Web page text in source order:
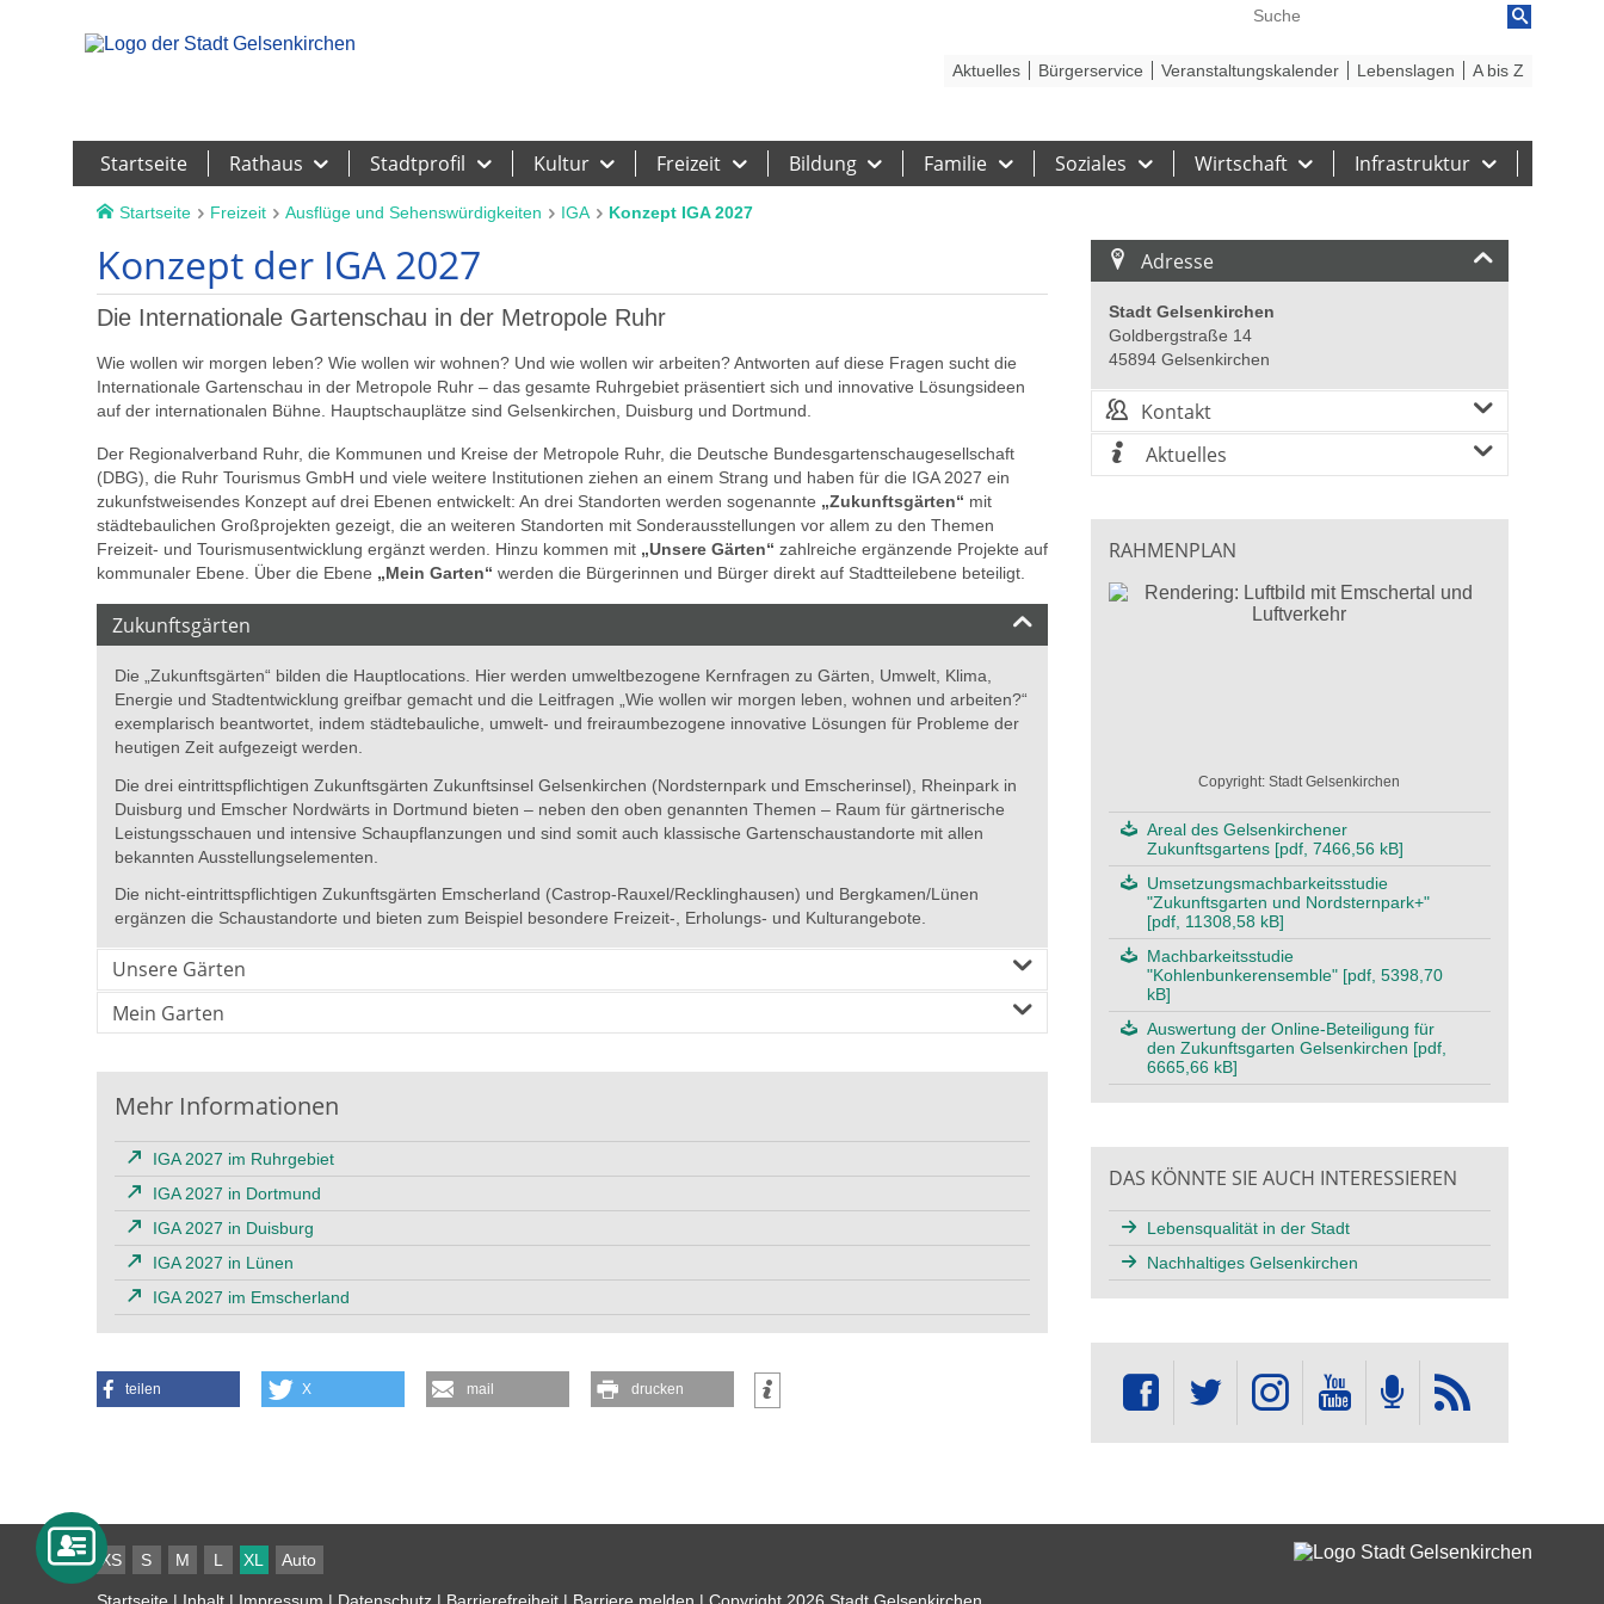
Startseite Rathaus Stadtprofil Kultur Freizeit Bildung Familie Soziales Wirtschaft Infrastruktur
Aktuelles Bürgerservice Veranstaltungskalender Lebenslagen A bis Z
Startseite Freizeit Ausflüge und Sehenswürdigkeiten IGA Konzept IGA 2027
Konzept der IGA 2027
Die Internationale Gartenschau in der Metropole Ruhr
Wie wollen wir morgen leben? Wie wollen wir wohnen? Und wie wollen wir arbeiten? Antworten auf diese Fragen sucht die
Internationale Gartenschau in der Metropole Ruhr – das gesamte Ruhrgebiet präsentiert sich und innovative Lösungsideen
auf der internationalen Bühne. Hauptschauplätze sind Gelsenkirchen, Duisburg und Dortmund.
Der Regionalverband Ruhr, die Kommunen und Kreise der Metropole Ruhr, die Deutsche Bundesgartenschaugesellschaft
(DBG), die Ruhr Tourismus GmbH und viele weitere Institutionen ziehen an einem Strang und haben für die IGA 2027 ein
zukunfstweisendes Konzept auf drei Ebenen entwickelt: An drei Standorten werden sogenannte „Zukunftsgärten“ mit
städtebaulichen Großprojekten gezeigt, die an weiteren Standorten mit Sonderausstellungen vor allem zu den Themen
Freizeit- und Tourismusentwicklung ergänzt werden. Hinzu kommen mit „Unsere Gärten“ zahlreiche ergänzende Projekte auf
kommunaler Ebene. Über die Ebene „Mein Garten“ werden die Bürgerinnen und Bürger direkt auf Stadtteilebene beteiligt.
Zukunftsgärten
Die „Zukunftsgärten“ bilden die Hauptlocations. Hier werden umweltbezogene Kernfragen zu Gärten, Umwelt, Klima,
Energie und Stadtentwicklung greifbar gemacht und die Leitfragen „Wie wollen wir morgen leben, wohnen und arbeiten?“
exemplarisch beantwortet, indem städtebauliche, umwelt- und freiraumbezogene innovative Lösungen für Probleme der
heutigen Zeit aufgezeigt werden.
Die drei eintrittspflichtigen Zukunftsgärten Zukunftsinsel Gelsenkirchen (Nordsternpark und Emscherinsel), Rheinpark in
Duisburg und Emscher Nordwärts in Dortmund bieten – neben den oben genannten Themen – Raum für gärtnerische
Leistungsschauen und intensive Schaupflanzungen und sind somit auch klassische Gartenschaustandorte mit allen
bekannten Ausstellungselementen.
Die nicht-eintrittspflichtigen Zukunftsgärten Emscherland (Castrop-Rauxel/Recklinghausen) und Bergkamen/Lünen
ergänzen die Schaustandorte und bieten zum Beispiel besondere Freizeit-, Erholungs- und Kulturangebote.
Unsere Gärten
Mein Garten
Mehr Informationen
IGA 2027 im Ruhrgebiet
IGA 2027 in Dortmund
IGA 2027 in Duisburg
IGA 2027 in Lünen
IGA 2027 im Emscherland
teilen X mail drucken
Adresse
Stadt Gelsenkirchen
Goldbergstraße 14
45894 Gelsenkirchen
Kontakt
Aktuelles
RAHMENPLAN
Copyright: Stadt Gelsenkirchen
Areal des Gelsenkirchener
Zukunftsgartens [pdf, 7466,56 kB]
Umsetzungsmachbarkeitsstudie
"Zukunftsgarten und Nordsternpark+"
[pdf, 11308,58 kB]
Machbarkeitsstudie
"Kohlenbunkerensemble" [pdf, 5398,70
kB]
Auswertung der Online-Beteiligung für
den Zukunftsgarten Gelsenkirchen [pdf,
6665,66 kB]
DAS KÖNNTE SIE AUCH INTERESSIEREN
Lebensqualität in der Stadt
Nachhaltiges Gelsenkirchen
XS S M L XL Auto
Startseite | Inhalt| Impressum | Datenschutz| Barrierefreiheit| Barriere melden | Copyright 2026 Stadt Gelsenkirchen